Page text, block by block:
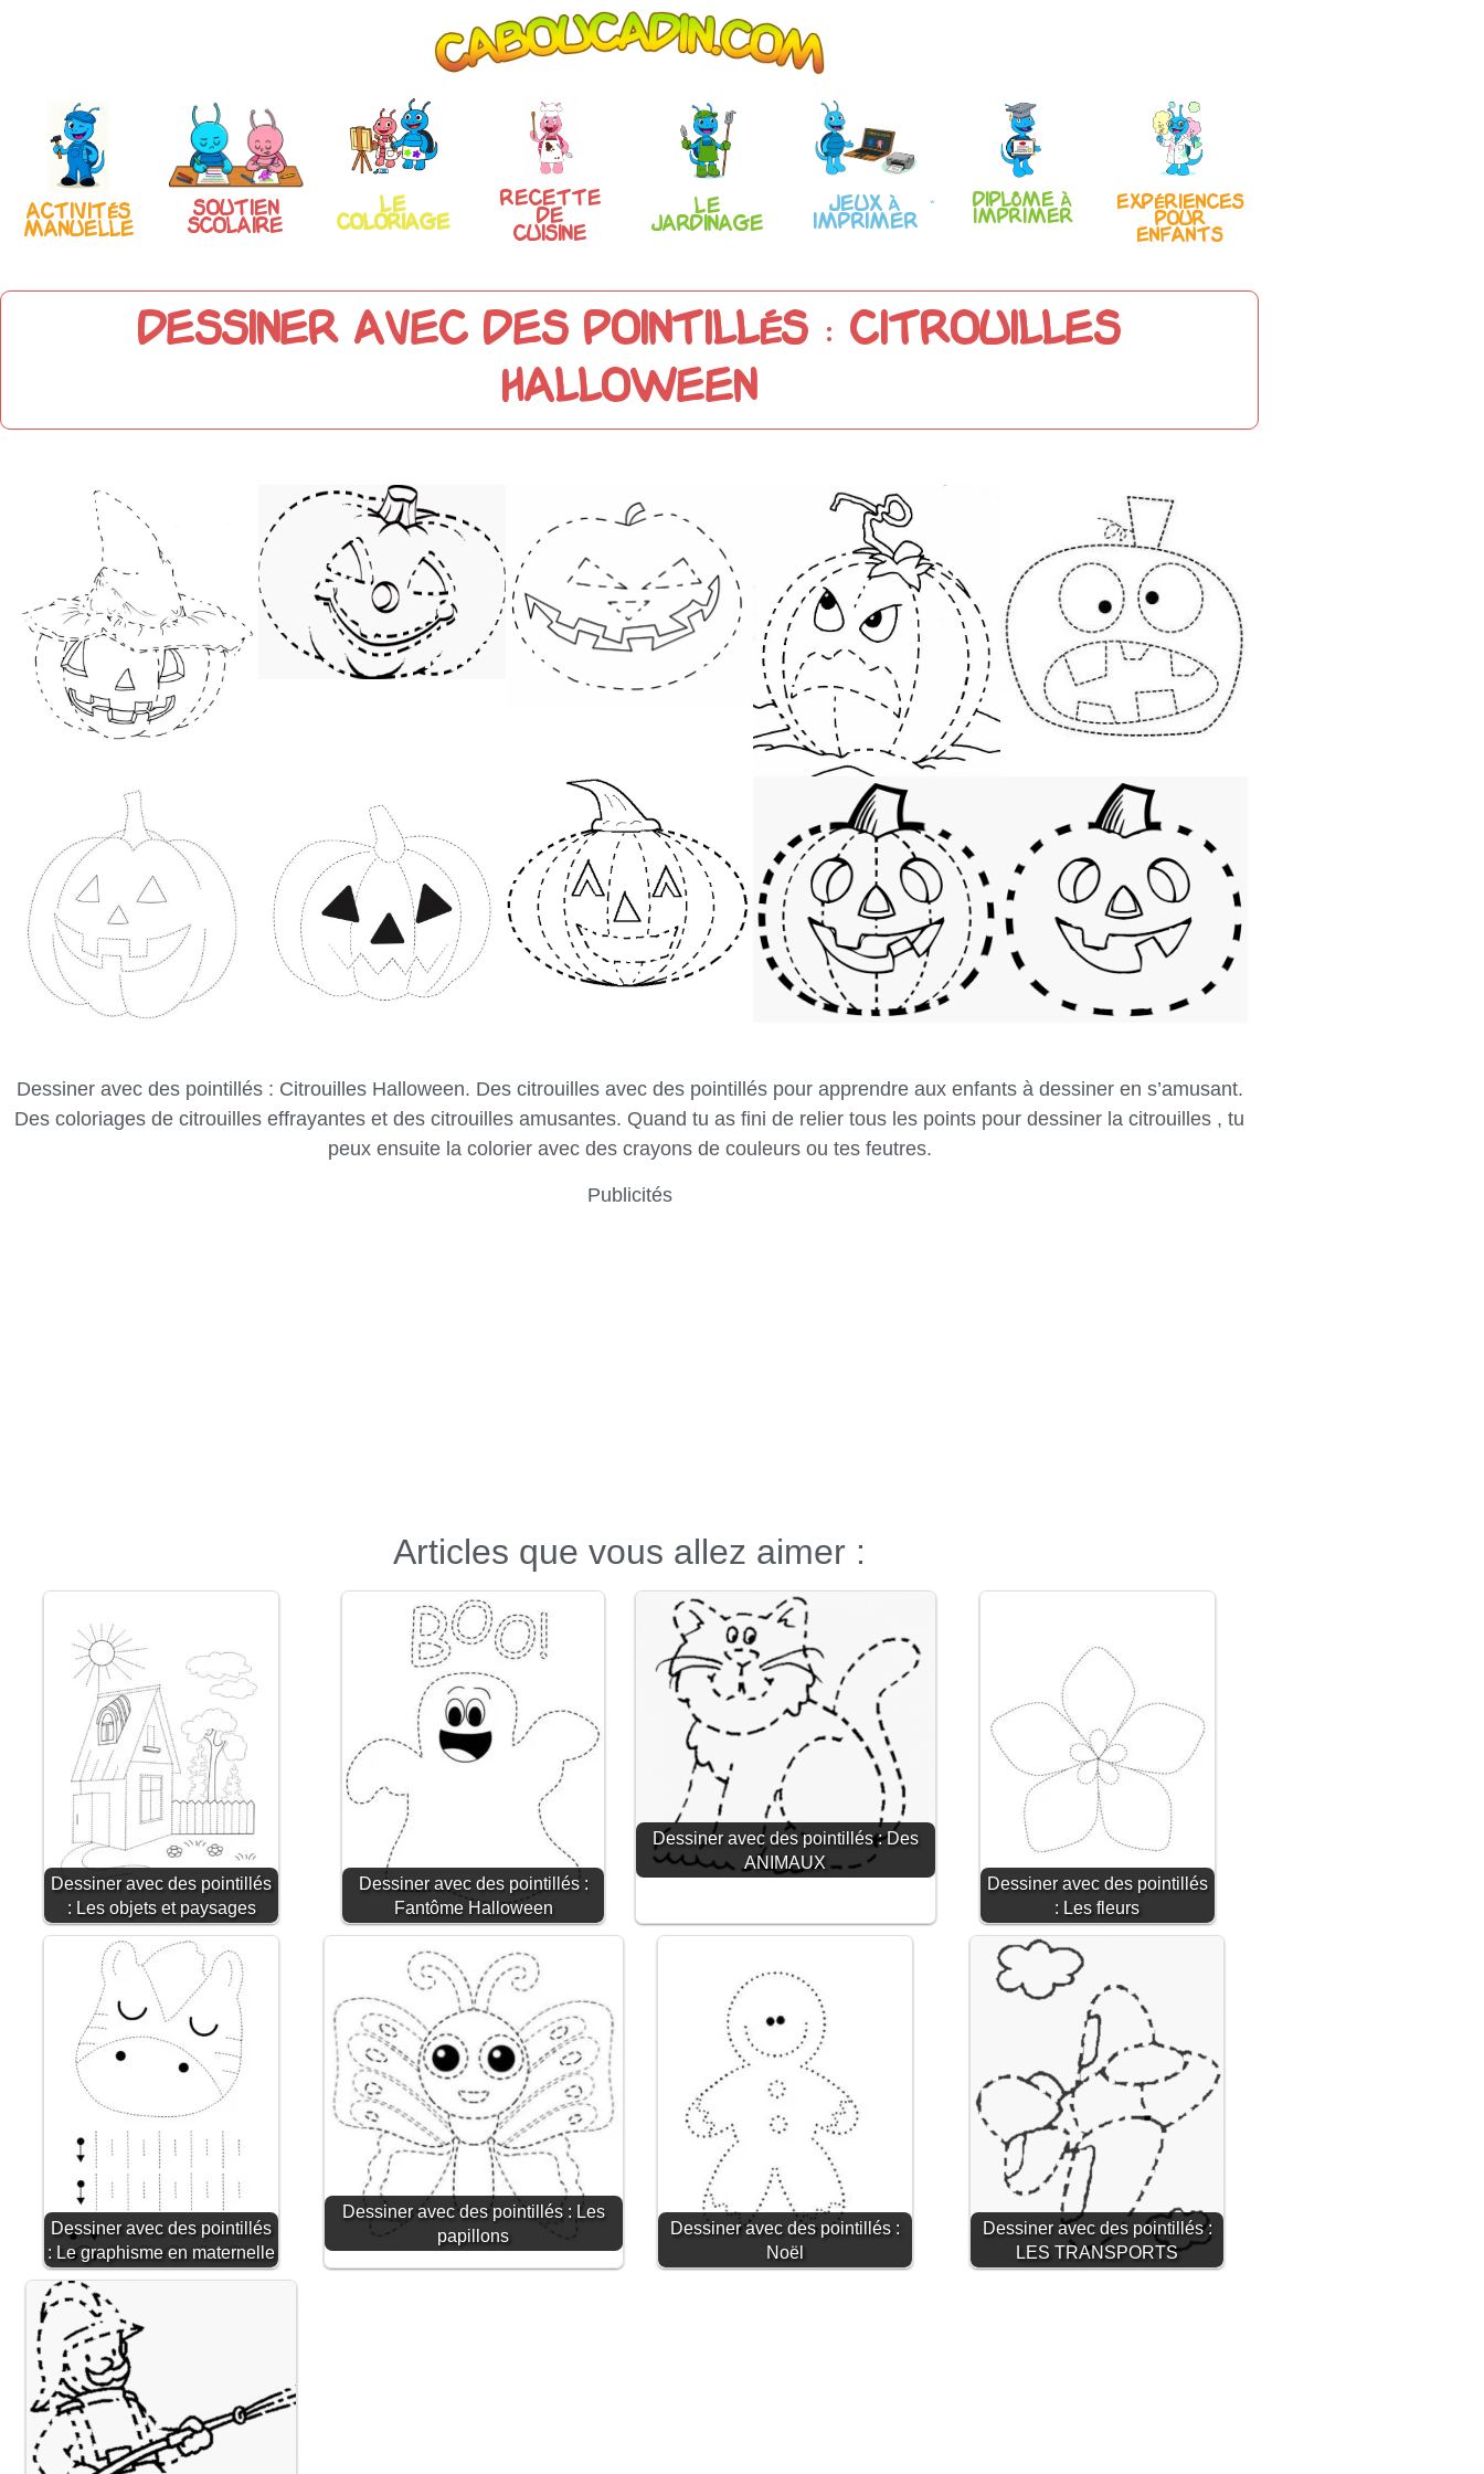
Activités
manuelle
Soutien
scolaire
Le
coloriage
Recette
de
Cuisine
Le
Jardinage
Jeux à
imprimer
Diplôme à
imprimer
Expériences
pour
enfants
Dessiner avec des pointillés : Citrouilles
Halloween
Dessiner avec des pointillés : Citrouilles Halloween. Des citrouilles avec des pointillés pour apprendre aux enfants à dessiner en s’amusant.
Des coloriages de citrouilles effrayantes et des citrouilles amusantes. Quand tu as fini de relier tous les points pour dessiner la citrouilles , tu
peux ensuite la colorier avec des crayons de couleurs ou tes feutres.
Publicités
Articles que vous allez aimer :
Dessiner avec des pointillés
: Les objets et paysages
Dessiner avec des pointillés :
Fantôme Halloween
Dessiner avec des pointillés : Des
ANIMAUX
Dessiner avec des pointillés
: Les fleurs
Dessiner avec des pointillés
: Le graphisme en maternelle
Dessiner avec des pointillés : Les
papillons
Dessiner avec des pointillés :
Noël
Dessiner avec des pointillés :
LES TRANSPORTS